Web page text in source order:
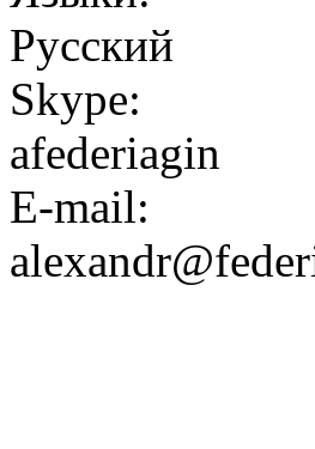
Русский
Skype:
afederiagin
E-mail: